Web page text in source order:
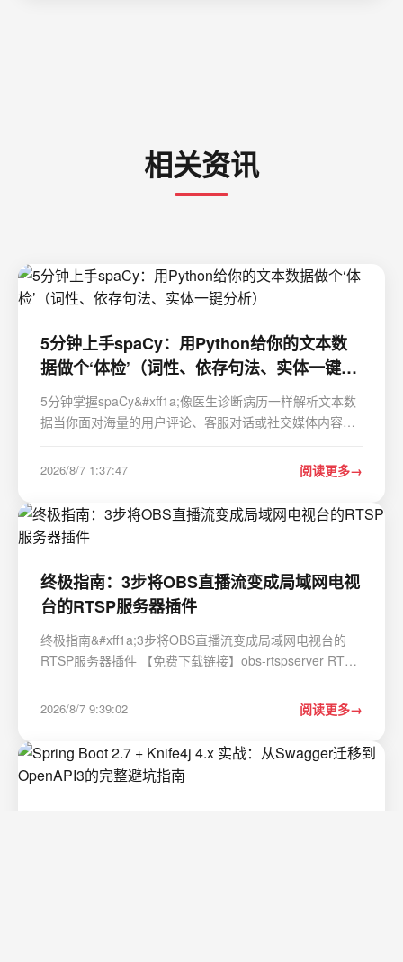
相关资讯
5分钟上手spaCy：用Python给你的文本数
据做个‘体检’（词性、依存句法、实体一键分
析）
5分钟掌握spaCy&#xff1a;像医生诊断病历一样解析文本数
据当你面对海量的用户评论、客服对话或社交媒体内容时
机和化验报告来诊断病情&#xff0c;数据分析师也需要专业工
2026/8/7 1:37:47 阅读更多
终极指南：3步将OBS直播流变成局域网电视
台的RTSP服务器插件
终极指南&#xff1a;3步将OBS直播流变成局域网电视台的
RTSP服务器插件 【免费下载链接】obs-rtspserver RTSP
https://gitcode.com/gh_mirrors/ob/obs-rtspserver 你是否
2026/8/7 9:39:02 阅读更多